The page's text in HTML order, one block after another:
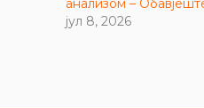
јул 8, 2026